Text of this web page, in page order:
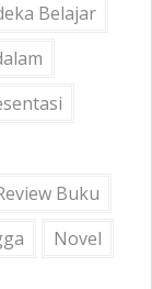
Belajar
Buku
Novel